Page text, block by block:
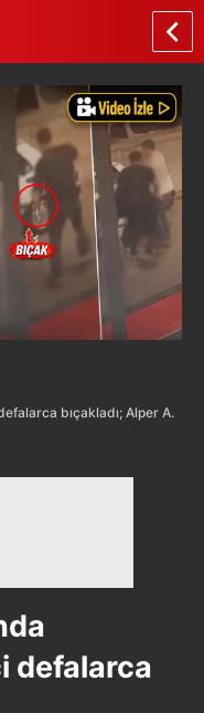
bıçakladı; Alper A.
defalarca